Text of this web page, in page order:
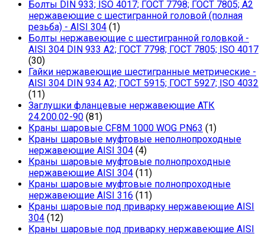
Болты DIN 933; ISO 4017; ГОСТ 7798; ГОСТ 7805; А2
нержавеющие с шестигранной головой (полная
резьба) - AISI 304 (1)
Болты нержавеющие с шестигранной головкой -
AISI 304 DIN 933 A2; ГОСТ 7798; ГОСТ 7805; ISO 4017
(30)
Гайки нержавеющие шестигранные метрические -
AISI 304 DIN 934 А2; ГОСТ 5915; ГОСТ 5927; ISO 4032
(11)
Заглушки фланцевые нержавеющие АТК
24.200.02-90 (81)
Краны шаровые CF8M 1000 WOG PN63 (1)
Краны шаровые муфтовые неполнопроходные
нержавеющие AISI 304 (4)
Краны шаровые муфтовые полнопроходные
нержавеющие AISI 304 (11)
Краны шаровые муфтовые полнопроходные
нержавеющие AISI 316 (11)
Краны шаровые под приварку нержавеющие AISI
304 (12)
Краны шаровые под приварку нержавеющие AISI